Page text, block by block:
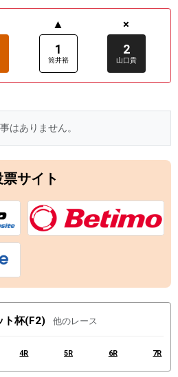
▲
1
筒井裕
×
2
山口貴
はありません。
票サイト
ト杯(F2) 他のレース
4R 5R 6R 7R